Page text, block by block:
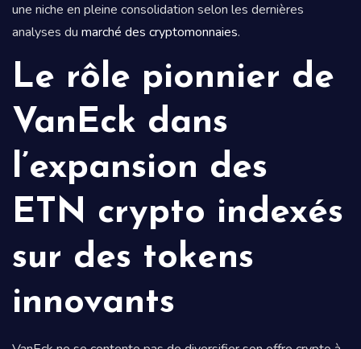
une niche en pleine consolidation selon les dernières
analyses du marché des cryptomonnaies.
Le rôle pionnier de
VanEck dans
l’expansion des
ETN crypto indexés
sur des tokens
innovants